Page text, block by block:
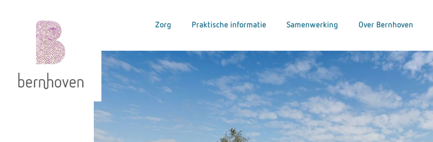
Zorg Praktische informatie Samenwerking Over Bernhoven